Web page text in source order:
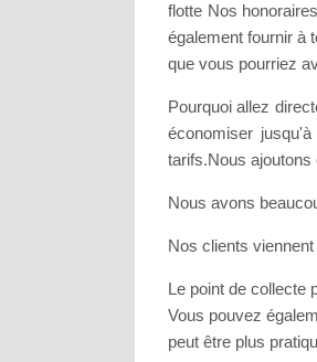
flotte Nos
également fournir à
que vous pourriez
Pourquoi allez
économiser
tarifs.Nous
Nous avons
Nos clients
Le point de collecte
Vous pouvez
peut être plus